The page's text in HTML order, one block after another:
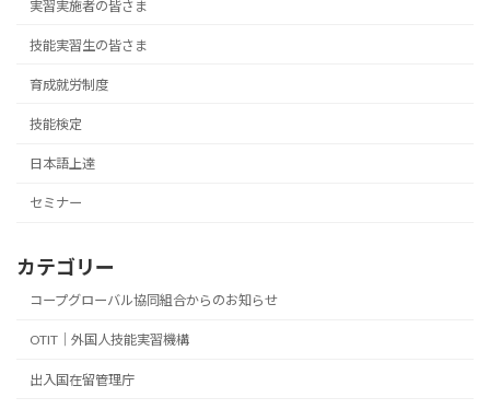
実習実施者の皆さま
技能実習生の皆さま
育成就労制度
技能検定
日本語上達
セミナー
カテゴリー
コープグローバル協同組合からのお知らせ
OTIT｜外国人技能実習機構
出入国在留管理庁